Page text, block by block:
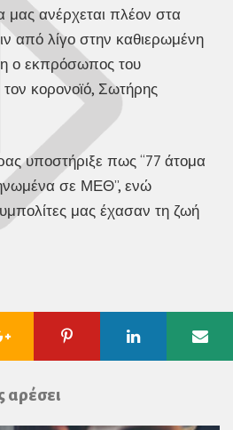
ανέρχεται πλέον στα
από λίγο στην καθιερωμένη
ο εκπρόσωπος του
τον κορονοϊό, Σωτήρης
υποστήριξε πως “77 άτομα
σε ΜΕΘ”, ενώ
μας έχασαν τη ζωή
Google
Plus
Pinterest Linkedin
αρέσει